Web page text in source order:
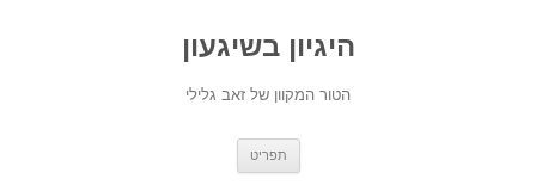
היגיון בשיגעון
הטור המקוון של זאב גלילי
תפריט